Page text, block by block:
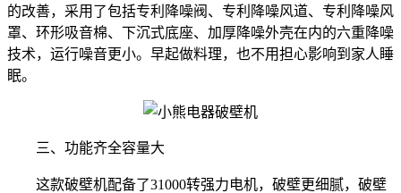
的改善，采用了包括专利降噪阀、专利降噪风道、专利降噪风
罩、环形吸音棉、下沉式底座、加厚降噪外壳在内的六重降噪
技术， 运行噪音更小。早起做料理，也不用担心影响到 家人睡
眠。
三、功能齐全容量大
这款破壁机配备了31000转强力电机，破壁更细腻，破壁